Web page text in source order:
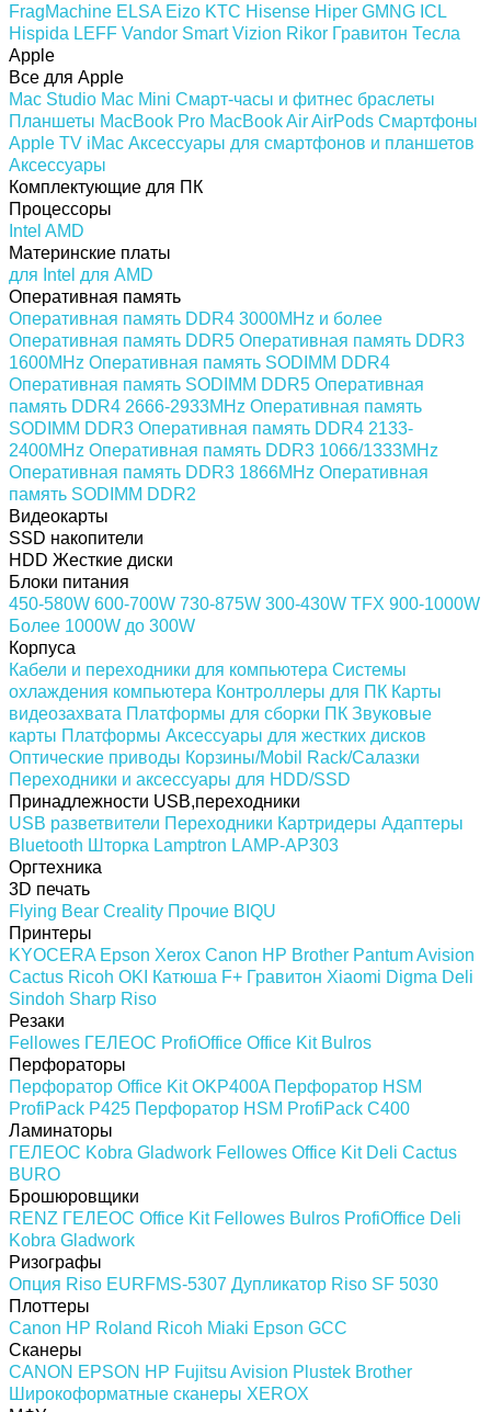
FragMachine ELSA Eizo KTC Hisense Hiper GMNG ICL
Hispida LEFF Vandor Smart Vizion Rikor Гравитон Тесла
Apple
Все для Apple
Mac Studio Mac Mini Смарт-часы и фитнес браслеты
Планшеты MacBook Pro MacBook AirAirPods Смартфоны
Apple TV iMac Аксессуары для смартфонов и планшетов
Аксессуары
Комплектующие для ПК
Процессоры
Intel AMD
Материнские платы
для Intel для AMD
Оперативная память
Оперативная память DDR4 3000MHz и более
Оперативная память DDR5 Оперативная память DDR3
1600MHz Оперативная память SODIMM DDR4
Оперативная память SODIMM DDR5 Оперативная
память DDR4 2666-2933MHz Оперативная память
SODIMM DDR3 Оперативная память DDR4 2133-
2400MHz Оперативная память DDR3 1066/1333MHz
Оперативная память DDR3 1866MHz Оперативная
память SODIMM DDR2
Видеокарты
SSD накопители
HDD Жесткие диски
Блоки питания
450-580W 600-700W 730-875W 300-430W TFX 900-1000W
Более 1000W до 300W
Корпуса
Кабели и переходники для компьютера Системы
охлаждения компьютера Контроллеры для ПК Карты
видеозахвата Платформы для сборки ПК Звуковые
карты Платформы Аксессуары для жестких дисков
Оптические приводы Корзины/Mobil Rack/Салазки
Переходники и аксессуары для HDD/SSD
Принадлежности USB,переходники
USB разветвители Переходники Картридеры Адаптеры
Bluetooth Шторка Lamptron LAMP-AP303
Оргтехника
3D печать
Flying Bear Creality Прочие BIQU
Принтеры
KYOCERA Epson Xerox Canon HP Brother PantumAvision
Cactus Ricoh OKI Катюша F+ Гравитон Xiaomi Digma Deli
Sindoh Sharp Riso
Резаки
Fellowes ГЕЛЕОС ProfiOffice Office Kit Bulros
Перфораторы
Перфоратор Office Kit OKP400A Перфоратор HSM
ProfiPack P425 Перфоратор HSM ProfiPack C400
Ламинаторы
ГЕЛЕОС Kobra Gladwork Fellowes Office Kit Deli Cactus
BURO
Брошюровщики
RENZ ГЕЛЕОС Office Kit Fellowes Bulros ProfiOffice Deli
Kobra Gladwork
Ризографы
Опция Riso EURFMS-5307 Дупликатор Riso SF 5030
Плоттеры
Canon HP Roland Ricoh Miaki Epson GCC
Сканеры
CANON EPSON HP Fujitsu Avision Plustek Brother
Широкоформатные сканеры XEROX